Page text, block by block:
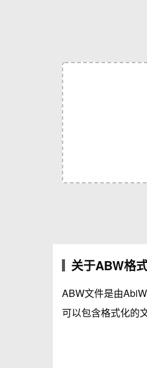
关于ABW格
ABW文件是由
可以包含格式化的